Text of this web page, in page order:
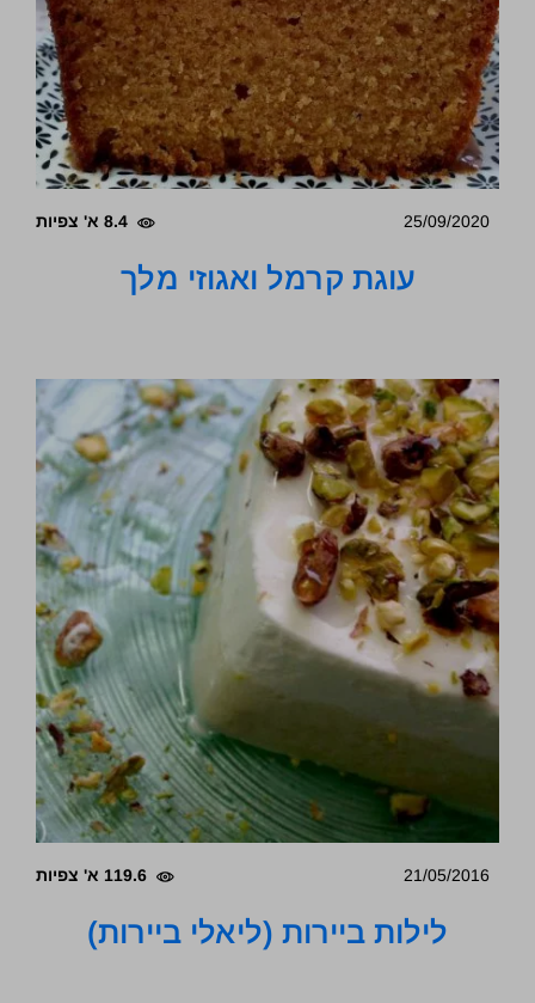
25/09/2020 8.4 א' צפיות
עוגת קרמל ואגוזי מלך
21/05/2016 119.6 א' צפיות
לילות ביירות (ליאלי ביירות)